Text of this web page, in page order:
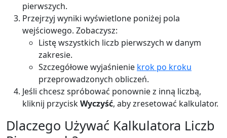
pierwszych.
Przejrzyj wyniki wyświetlone poniżej pola
wejściowego. Zobaczysz:
Listę wszystkich liczb pierwszych w danym
zakresie.
Szczegółowe wyjaśnienie krok po kroku
przeprowadzonych obliczeń.
Jeśli chcesz spróbować ponownie z inną liczbą,
kliknij przyciskWyczyść, aby zresetować kalkulator.
Dlaczego Używać Kalkulatora Liczb